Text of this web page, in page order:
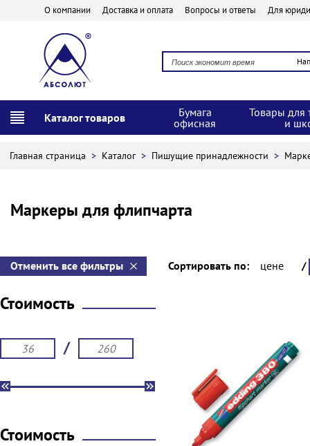
О компании Доставка и оплата Вопросы и ответы Для
Каталог товаров
Бумага
офисная
Товары для
и
Главная страница > Каталог > Пишущие принадлежности >
Маркеры для флипчарта
Отменить все фильтры Сортировать по: цене /
Стоимость
/
Стоимость